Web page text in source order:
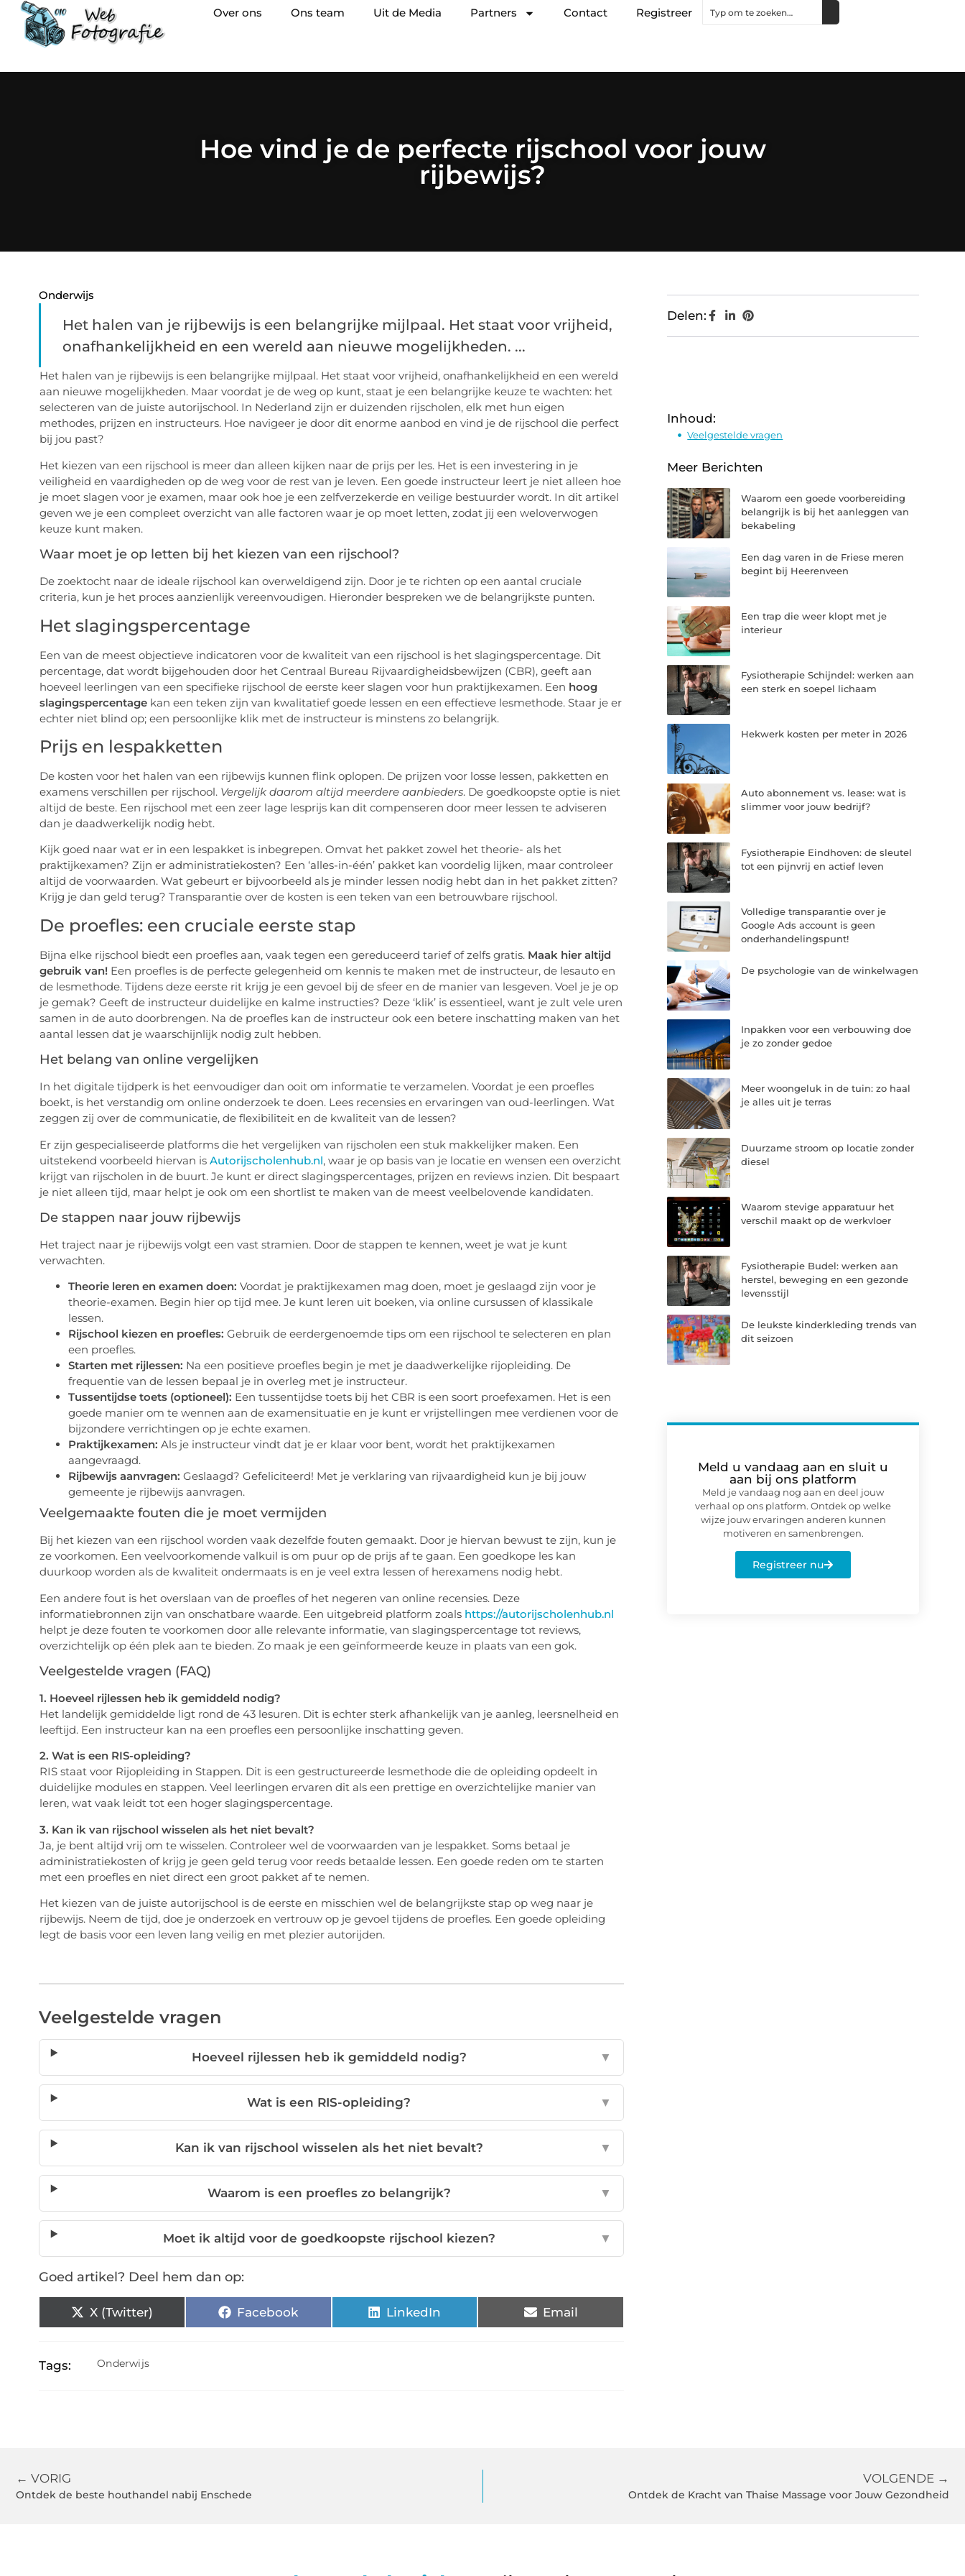
Over ons Ons team Uit de Media Partners Contact Registreer
Hoe vind je de perfecte rijschool voor jouw
rijbewijs?
Onderwijs
Het halen van je rijbewijs is een belangrijke mijlpaal. Het staat voor vrijheid,
onafhankelijkheid en een wereld aan nieuwe mogelijkheden. ...
Het halen van je rijbewijs is een belangrijke mijlpaal. Het staat voor vrijheid, onafhankelijkheid en een wereld
aan nieuwe mogelijkheden. Maar voordat je de weg op kunt, staat je een belangrijke keuze te wachten: het
selecteren van de juiste autorijschool. In Nederland zijn er duizenden rijscholen, elk met hun eigen
methodes, prijzen en instructeurs. Hoe navigeer je door dit enorme aanbod en vind je de rijschool die perfect
bij jou past?
Het kiezen van een rijschool is meer dan alleen kijken naar de prijs per les. Het is een investering in je
veiligheid en vaardigheden op de weg voor de rest van je leven. Een goede instructeur leert je niet alleen hoe
je moet slagen voor je examen, maar ook hoe je een zelfverzekerde en veilige bestuurder wordt. In dit artikel
geven we je een compleet overzicht van alle factoren waar je op moet letten, zodat jij een weloverwogen
keuze kunt maken.
Waar moet je op letten bij het kiezen van een rijschool?
De zoektocht naar de ideale rijschool kan overweldigend zijn. Door je te richten op een aantal cruciale
criteria, kun je het proces aanzienlijk vereenvoudigen. Hieronder bespreken we de belangrijkste punten.
Het slagingspercentage
Een van de meest objectieve indicatoren voor de kwaliteit van een rijschool is het slagingspercentage. Dit
percentage, dat wordt bijgehouden door het Centraal Bureau Rijvaardigheidsbewijzen (CBR), geeft aan
hoeveel leerlingen van een specifieke rijschool de eerste keer slagen voor hun praktijkexamen. Een hoog
slagingspercentagekan een teken zijn van kwalitatief goede lessen en een effectieve lesmethode. Staar je er
echter niet blind op; een persoonlijke klik met de instructeur is minstens zo belangrijk.
Prijs en lespakketten
De kosten voor het halen van een rijbewijs kunnen flink oplopen. De prijzen voor losse lessen, pakketten en
examens verschillen per rijschool. Vergelijk daarom altijd meerdere aanbieders. De goedkoopste optie is niet
altijd de beste. Een rijschool met een zeer lage lesprijs kan dit compenseren door meer lessen te adviseren
dan je daadwerkelijk nodig hebt.
Kijk goed naar wat er in een lespakket is inbegrepen. Omvat het pakket zowel het theorie- als het
praktijkexamen? Zijn er administratiekosten? Een ‘alles-in-één’ pakket kan voordelig lijken, maar controleer
altijd de voorwaarden. Wat gebeurt er bijvoorbeeld als je minder lessen nodig hebt dan in het pakket zitten?
Krijg je dan geld terug? Transparantie over de kosten is een teken van een betrouwbare rijschool.
De proefles: een cruciale eerste stap
Bijna elke rijschool biedt een proefles aan, vaak tegen een gereduceerd tarief of zelfs gratis. Maak hier altijd
gebruik van!Een proefles is de perfecte gelegenheid om kennis te maken met de instructeur, de lesauto en
de lesmethode. Tijdens deze eerste rit krijg je een gevoel bij de sfeer en de manier van lesgeven. Voel je je op
je gemak? Geeft de instructeur duidelijke en kalme instructies? Deze ‘klik’ is essentieel, want je zult vele uren
samen in de auto doorbrengen. Na de proefles kan de instructeur ook een betere inschatting maken van het
aantal lessen dat je waarschijnlijk nodig zult hebben.
Het belang van online vergelijken
In het digitale tijdperk is het eenvoudiger dan ooit om informatie te verzamelen. Voordat je een proefles
boekt, is het verstandig om online onderzoek te doen. Lees recensies en ervaringen van oud-leerlingen. Wat
zeggen zij over de communicatie, de flexibiliteit en de kwaliteit van de lessen?
Er zijn gespecialiseerde platforms die het vergelijken van rijscholen een stuk makkelijker maken. Een
uitstekend voorbeeld hiervan is Autorijscholenhub.nl, waar je op basis van je locatie en wensen een overzicht
krijgt van rijscholen in de buurt. Je kunt er direct slagingspercentages, prijzen en reviews inzien. Dit bespaart
je niet alleen tijd, maar helpt je ook om een shortlist te maken van de meest veelbelovende kandidaten.
De stappen naar jouw rijbewijs
Het traject naar je rijbewijs volgt een vast stramien. Door de stappen te kennen, weet je wat je kunt
verwachten.
Theorie leren en examen doen: Voordat je praktijkexamen mag doen, moet je geslaagd zijn voor je
theorie-examen. Begin hier op tijd mee. Je kunt leren uit boeken, via online cursussen of klassikale
lessen.
Rijschool kiezen en proefles: Gebruik de eerdergenoemde tips om een rijschool te selecteren en plan
een proefles.
Starten met rijlessen: Na een positieve proefles begin je met je daadwerkelijke rijopleiding. De
frequentie van de lessen bepaal je in overleg met je instructeur.
Tussentijdse toets (optioneel): Een tussentijdse toets bij het CBR is een soort proefexamen. Het is een
goede manier om te wennen aan de examensituatie en je kunt er vrijstellingen mee verdienen voor de
bijzondere verrichtingen op je echte examen.
Praktijkexamen: Als je instructeur vindt dat je er klaar voor bent, wordt het praktijkexamen
aangevraagd.
Rijbewijs aanvragen: Geslaagd? Gefeliciteerd! Met je verklaring van rijvaardigheid kun je bij jouw
gemeente je rijbewijs aanvragen.
Veelgemaakte fouten die je moet vermijden
Bij het kiezen van een rijschool worden vaak dezelfde fouten gemaakt. Door je hiervan bewust te zijn, kun je
ze voorkomen. Een veelvoorkomende valkuil is om puur op de prijs af te gaan. Een goedkope les kan
duurkoop worden als de kwaliteit ondermaats is en je veel extra lessen of herexamens nodig hebt.
Een andere fout is het overslaan van de proefles of het negeren van online recensies. Deze
informatiebronnen zijn van onschatbare waarde. Een uitgebreid platform zoals https://autorijscholenhub.nl
helpt je deze fouten te voorkomen door alle relevante informatie, van slagingspercentage tot reviews,
overzichtelijk op één plek aan te bieden. Zo maak je een geïnformeerde keuze in plaats van een gok.
Veelgestelde vragen (FAQ)
1. Hoeveel rijlessen heb ik gemiddeld nodig?
Het landelijk gemiddelde ligt rond de 43 lesuren. Dit is echter sterk afhankelijk van je aanleg, leersnelheid en
leeftijd. Een instructeur kan na een proefles een persoonlijke inschatting geven.
2. Wat is een RIS-opleiding?
RIS staat voor Rijopleiding in Stappen. Dit is een gestructureerde lesmethode die de opleiding opdeelt in
duidelijke modules en stappen. Veel leerlingen ervaren dit als een prettige en overzichtelijke manier van
leren, wat vaak leidt tot een hoger slagingspercentage.
3. Kan ik van rijschool wisselen als het niet bevalt?
Ja, je bent altijd vrij om te wisselen. Controleer wel de voorwaarden van je lespakket. Soms betaal je
administratiekosten of krijg je geen geld terug voor reeds betaalde lessen. Een goede reden om te starten
met een proefles en niet direct een groot pakket af te nemen.
Het kiezen van de juiste autorijschool is de eerste en misschien wel de belangrijkste stap op weg naar je
rijbewijs. Neem de tijd, doe je onderzoek en vertrouw op je gevoel tijdens de proefles. Een goede opleiding
legt de basis voor een leven lang veilig en met plezier autorijden.
Veelgestelde vragen
Hoeveel rijlessen heb ik gemiddeld nodig? ▼
Wat is een RIS-opleiding? ▼
Kan ik van rijschool wisselen als het niet bevalt? ▼
Waarom is een proefles zo belangrijk? ▼
Moet ik altijd voor de goedkoopste rijschool kiezen? ▼
Goed artikel? Deel hem dan op:
X (Twitter) Facebook LinkedIn Email
Tags: Onderwijs
Delen:
Inhoud:
Veelgestelde vragen
Meer Berichten
Waarom een goede voorbereiding
belangrijk is bij het aanleggen van
bekabeling
Een dag varen in de Friese meren
begint bij Heerenveen
Een trap die weer klopt met je
interieur
Fysiotherapie Schijndel: werken aan
een sterk en soepel lichaam
Hekwerk kosten per meter in 2026
Auto abonnement vs. lease: wat is
slimmer voor jouw bedrijf?
Fysiotherapie Eindhoven: de sleutel
tot een pijnvrij en actief leven
Volledige transparantie over je
Google Ads account is geen
onderhandelingspunt!
De psychologie van de winkelwagen
Inpakken voor een verbouwing doe
je zo zonder gedoe
Meer woongeluk in de tuin: zo haal
je alles uit je terras
Duurzame stroom op locatie zonder
diesel
Waarom stevige apparatuur het
verschil maakt op de werkvloer
Fysiotherapie Budel: werken aan
herstel, beweging en een gezonde
levensstijl
De leukste kinderkleding trends van
dit seizoen
Meld u vandaag aan en sluit u
aan bij ons platform
Meld je vandaag nog aan en deel jouw
verhaal op ons platform. Ontdek op welke
wijze jouw ervaringen anderen kunnen
motiveren en samenbrengen.
Registreer nu
← VORIG
Ontdek de beste houthandel nabij Enschede
VOLGENDE →
Ontdek de Kracht van Thaise Massage voor Jouw Gezondheid